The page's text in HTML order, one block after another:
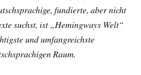
fundierte, aber nicht
suchst, ist „Hemingways Welt“
und umfangreichste
Raum.